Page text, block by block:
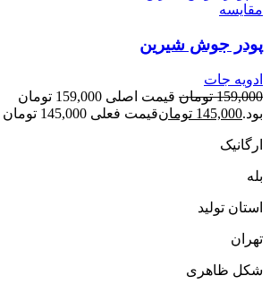
مقایسه
پودر جوش شیرین
ادویه جات
159,000 تومان
قیمت اصلی 159,000 تومان
بود.145,000 تومانقیمت فعلی 145,000 تومان است.
ارگانیک
بله
استان تولید
تهران
شکل ظاهری